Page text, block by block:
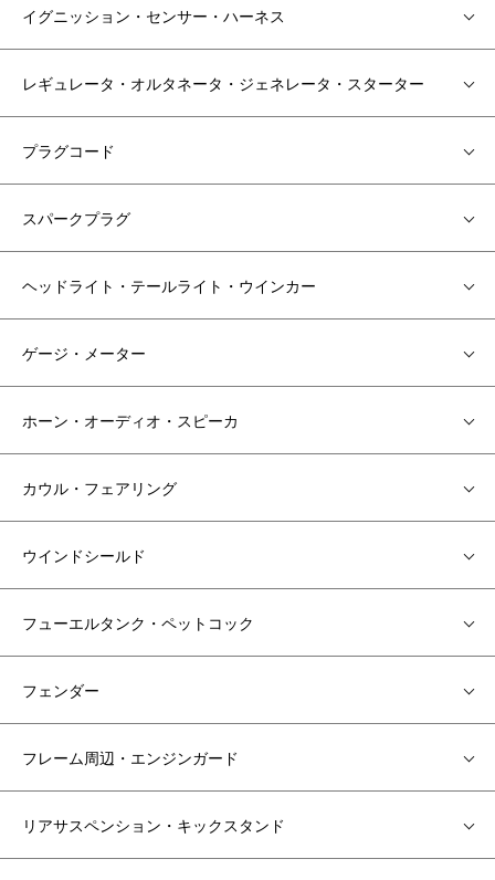
イグニッション・センサー・ハーネス
レギュレータ・オルタネータ・ジェネレータ・スターター
プラグコード
スパークプラグ
ヘッドライト・テールライト・ウインカー
ゲージ・メーター
ホーン・オーディオ・スピーカ
カウル・フェアリング
ウインドシールド
フューエルタンク・ペットコック
フェンダー
フレーム周辺・エンジンガード
リアサスペンション・キックスタンド